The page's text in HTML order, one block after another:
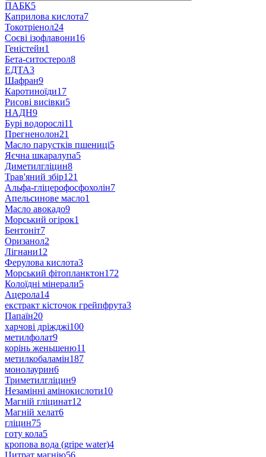
ПАБК5
Каприлова кислота7
Токотріенол24
Соєві ізофлавони16
Геністейн1
Бета-ситостерол8
ЕДТА3
Шафран9
Каротиноїди17
Рисові висівки5
НАДН9
Бурі водорослі11
Прегненолон21
Масло парустків пшениці5
Яєчна шкаралупа5
Диметилгліцин8
Трав'яний збір121
Альфа-гліцерофосфохолін7
Апельсинове масло1
Масло авокадо9
Морський огірок1
Бентоніт7
Оризанол2
Лігнани12
Ферулова кислота3
Морський фітопланктон172
Колоїдні мінерали5
Ацерола14
екстракт кісточок грейпфрута3
Папаїн20
харчові дріжджі100
метилфолат9
корінь женьшеню11
метилкобаламін187
монолаурин6
Триметилгліцин9
Незамінні амінокислоти10
Магній гліцинат12
Магній хелат6
гліцин75
готу кола5
кропова вода (gripe water)4